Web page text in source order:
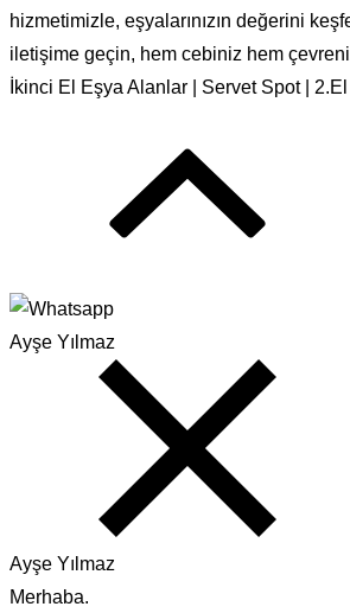
hizmetimizle, eşyalarınızın değerini
iletişime geçin, hem cebiniz hem
İkinci El Eşya Alanlar | Servet Spot | 2.El
Ayşe Yılmaz
Ayşe Yılmaz
Merhaba.